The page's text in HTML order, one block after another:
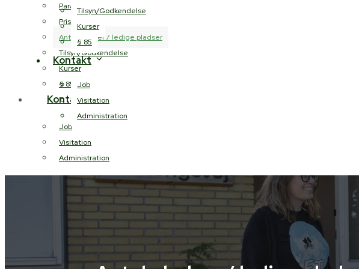
Tilsyn/Godkendelse
Kurser
§ 85
Kontakt
Job
Visitation
Administration
Paragraffer
Priser
Antal pladser / ledige pladser
Tilsyn/Godkendelse
Kurser
§ 85
Kontakt
Job
Visitation
Administration